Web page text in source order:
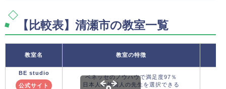
【比較表】清瀬市の教室一覧
教室名 教室の特徴
BE studio
公式サイト
ベネッセのノウハウで満足度97％
日本人or外国人の先生を選択できる